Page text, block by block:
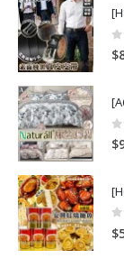
0
$
0
$
0
$